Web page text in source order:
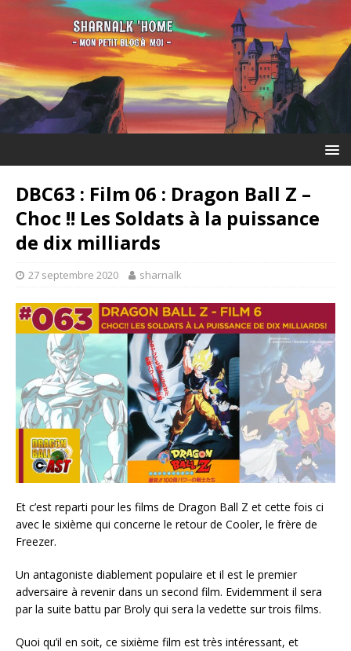
DBC63 : Film 06 : Dragon Ball Z –
Choc !! Les Soldats à la puissance
de dix milliards
27 septembre 2020 sharnalk
Et c’est reparti pour les films de Dragon Ball Z et cette fois ci
avec le sixième qui concerne le retour de Cooler, le frère de
Freezer.
Un antagoniste diablement populaire et il est le premier
adversaire à revenir dans un second film. Evidemment il sera
par la suite battu par Broly qui sera la vedette sur trois films.
Quoi qu’il en soit, ce sixième film est très intéressant, et